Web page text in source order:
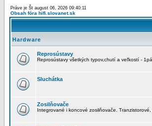
Práve je Št august 06, 2026 09:40:11
Obsah fóra hifi.slovanet.sk
Hardware
Reprosústavy
Reprosústavy všetkých typov,chutí a veľkostí -
Sluchátka
Zosilňovače
Integrované i koncové zosilňovače. Tranzistorové,